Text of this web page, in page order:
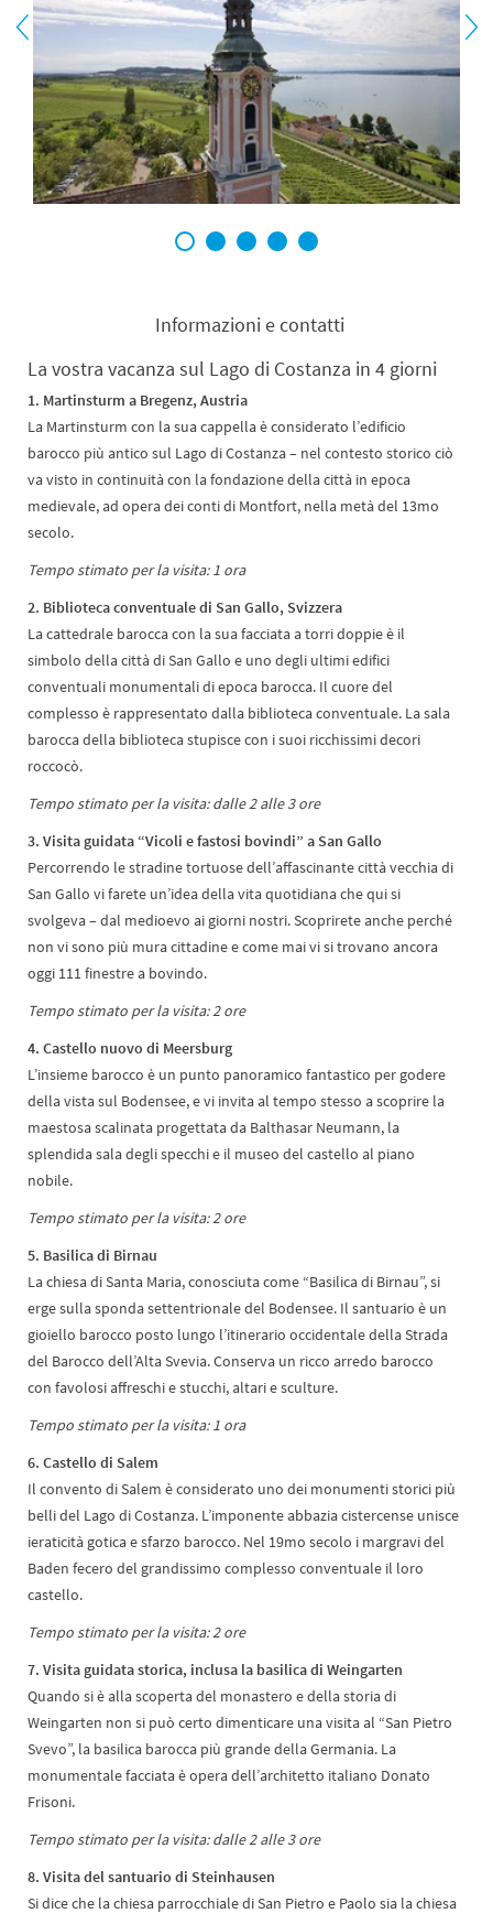
1 2 3 4 5
Informazioni e contatti
La vostra vacanza sul Lago di Costanza in 4 giorni
1. Martinsturm a Bregenz, Austria
La Martinsturm con la sua cappella è considerato l’edificio
barocco più antico sul Lago di Costanza – nel contesto storico ciò
va visto in continuità con la fondazione della città in epoca
medievale, ad opera dei conti di Montfort, nella metà del 13mo
secolo.
Tempo stimato per la visita: 1 ora
2. Biblioteca conventuale di San Gallo, Svizzera
La cattedrale barocca con la sua facciata a torri doppie è il
simbolo della città di San Gallo e uno degli ultimi edifici
conventuali monumentali di epoca barocca. Il cuore del
complesso è rappresentato dalla biblioteca conventuale. La sala
barocca della biblioteca stupisce con i suoi ricchissimi decori
roccocò.
Tempo stimato per la visita: dalle 2 alle 3 ore
3. Visita guidata “Vicoli e fastosi bovindi” a San Gallo
Percorrendo le stradine tortuose dell’affascinante città vecchia di
San Gallo vi farete un’idea della vita quotidiana che qui si
svolgeva – dal medioevo ai giorni nostri. Scoprirete anche perché
non vi sono più mura cittadine e come mai vi si trovano ancora
oggi 111 finestre a bovindo.
Tempo stimato per la visita: 2 ore
4. Castello nuovo di Meersburg
L’insieme barocco è un punto panoramico fantastico per godere
della vista sul Bodensee, e vi invita al tempo stesso a scoprire la
maestosa scalinata progettata da Balthasar Neumann, la
splendida sala degli specchi e il museo del castello al piano
nobile.
Tempo stimato per la visita: 2 ore
5. Basilica di Birnau
La chiesa di Santa Maria, conosciuta come “Basilica di Birnau”, si
erge sulla sponda settentrionale del Bodensee. Il santuario è un
gioiello barocco posto lungo l’itinerario occidentale della Strada
del Barocco dell’Alta Svevia. Conserva un ricco arredo barocco
con favolosi affreschi e stucchi, altari e sculture.
Tempo stimato per la visita: 1 ora
6. Castello di Salem
Il convento di Salem è considerato uno dei monumenti storici più
belli del Lago di Costanza. L’imponente abbazia cistercense unisce
ieraticità gotica e sfarzo barocco. Nel 19mo secolo i margravi del
Baden fecero del grandissimo complesso conventuale il loro
castello.
Tempo stimato per la visita: 2 ore
7. Visita guidata storica, inclusa la basilica di Weingarten
Quando si è alla scoperta del monastero e della storia di
Weingarten non si può certo dimenticare una visita al “San Pietro
Svevo”, la basilica barocca più grande della Germania. La
monumentale facciata è opera dell’architetto italiano Donato
Frisoni.
Tempo stimato per la visita: dalle 2 alle 3 ore
8. Visita del santuario di Steinhausen
Si dice che la chiesa parrocchiale di San Pietro e Paolo sia la chiesa